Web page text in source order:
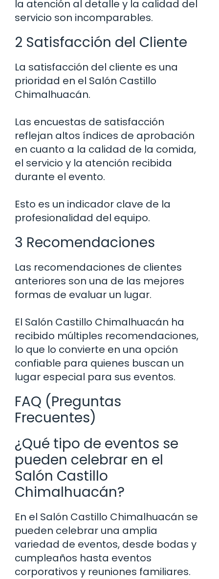
la atención al detalle y la calidad del
servicio son incomparables.
2 Satisfacción del Cliente
La satisfacción del cliente es una
prioridad en el Salón Castillo
Chimalhuacán.
Las encuestas de satisfacción
reflejan altos índices de aprobación
en cuanto a la calidad de la comida,
el servicio y la atención recibida
durante el evento.
Esto es un indicador clave de la
profesionalidad del equipo.
3 Recomendaciones
Las recomendaciones de clientes
anteriores son una de las mejores
formas de evaluar un lugar.
El Salón Castillo Chimalhuacán ha
recibido múltiples recomendaciones,
lo que lo convierte en una opción
confiable para quienes buscan un
lugar especial para sus eventos.
FAQ (Preguntas
Frecuentes)
¿Qué tipo de eventos se
pueden celebrar en el
Salón Castillo
Chimalhuacán?
En el Salón Castillo Chimalhuacán se
pueden celebrar una amplia
variedad de eventos, desde bodas y
cumpleaños hasta eventos
corporativos y reuniones familiares.